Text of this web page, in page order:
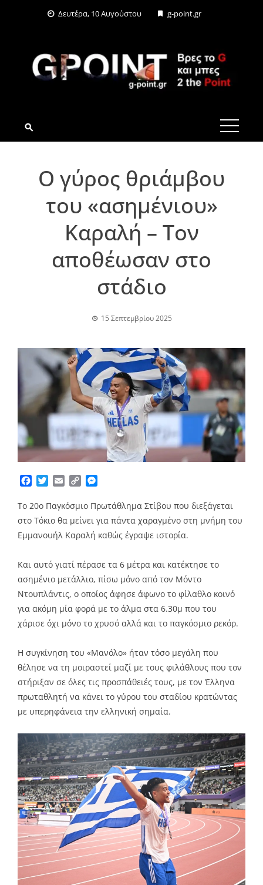
Δευτέρα, 10 Αυγούστου g-point.gr
G-POINT.GR
Ο γύρος θριάμβου
του «ασημένιου»
Καραλή – Τον
αποθέωσαν στο
στάδιο
15 Σεπτεμβρίου 2025
Facebook
TwitterEmailCopy
Το 20ο Παγκόσμιο Πρωτάθλημα Στίβου που διεξάγεται
στο Τόκιο θα μείνει για πάντα χαραγμένο στη μνήμη του
Εμμανουήλ Καραλή καθώς έγραψε ιστορία.
Και αυτό γιατί πέρασε τα 6 μέτρα και κατέκτησε το
ασημένιο μετάλλιο, πίσω μόνο από τον Μόντο
Ντουπλάντις, ο οποίος άφησε άφωνο το φίλαθλο κοινό
για ακόμη μία φορά με το άλμα στα 6.30μ που του
χάρισε όχι μόνο το χρυσό αλλά και το παγκόσμιο ρεκόρ.
Η συγκίνηση του «Μανόλο» ήταν τόσο μεγάλη που
θέλησε να τη μοιραστεί μαζί με τους φιλάθλους που τον
στήριξαν σε όλες τις προσπάθειές τους, με τον Έλληνα
πρωταθλητή να κάνει το γύρου του σταδίου κρατώντας
με υπερηφάνεια την ελληνική σημαία.